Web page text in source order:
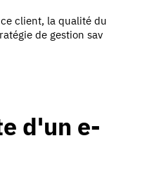
client, la qualité du
de gestion sav
d'un e-